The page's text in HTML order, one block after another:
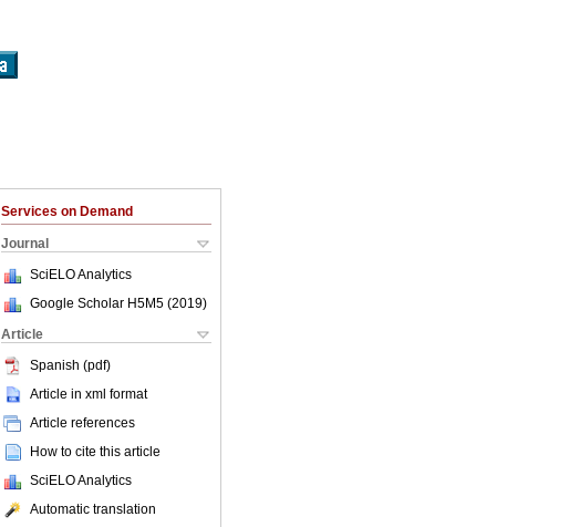
Services on Demand
Journal
SciELO Analytics
Google Scholar H5M5 (2019)
Article
Spanish (pdf)
Article in xml format
Article references
How to cite this article
SciELO Analytics
Automatic translation